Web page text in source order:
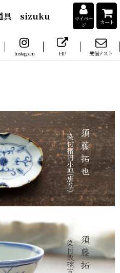
道具 sizuku
マイペー
ジ
カート
Instagram HP 受信テスト